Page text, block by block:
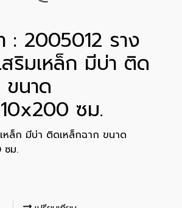
: 2005012 ราง
สริมเหล็ก มีบ่า ติด
ขนาด
ซม.
เหล็ก มีบ่า ติดเหล็กฉาก ขนาด
ซม.